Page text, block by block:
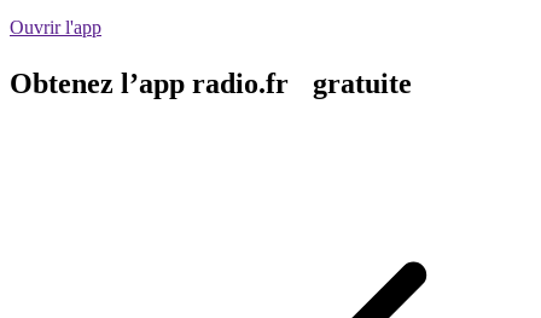
Ouvrir l'app
Obtenez l’app radio.fr gratuite